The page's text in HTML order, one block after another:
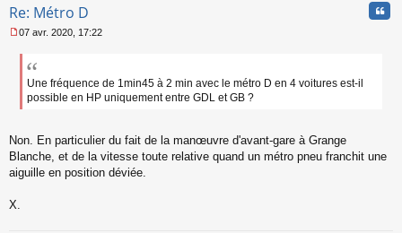
Re: Métro D
e
g
n
n
l
07 avr. 2020, 17:22
Une fréquence de 1min45 à 2 min avec le métro D en 4 voitures est-il
possible en HP uniquement entre GDL et GB ?
Non. En particulier du fait de la manœuvre d'avant-gare à Grange
Blanche, et de la vitesse toute relative quand un métro pneu franchit une
aiguille en position déviée.
X.